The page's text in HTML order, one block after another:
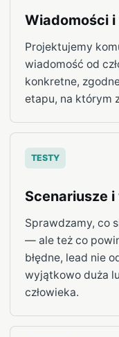
Wiadomości
Projektujemy
wiadomość od
konkretne,
etapu, na którym
TESTY
Scenariusze
Sprawdzamy, co
— ale też co
błędne, lead nie
wyjątkowo duża
człowieka.